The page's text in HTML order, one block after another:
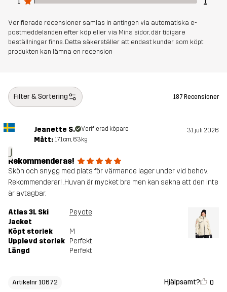
Foder 2 100% Polyester
Membran
Vattenpelare: 20 000 mm
Vikt 1200g i storlek M
Hållbarhet Återvunna detaljer
Skapad för
Artikelnummer 10672_2179
Verifierade recensioner samlas in antingen via automatiska e-
postmeddelanden efter köp eller via Mina sidor, där tidigare
beställningar finns. Detta säkerställer att endast kunder som köpt
produkten kan lämna en recension
Filter & Sortering 187 Recensioner
J
Jeanette S. Verifierad köpare 31 juli 2026
Mått: 171cm, 63kg
Rekommenderas!
Skön och snygg med plats för värmande lager under vid behov.
Rekommenderar! .Huvan är mycket bra men kan sakna att den inte
är avtagbar.
Atlas 3L Ski
Jacket
Peyote
Köpt storlek
M
Upplevd storlek Perfekt
Längd
Perfekt
Artikelnr 10672 Hjälpsamt? 0